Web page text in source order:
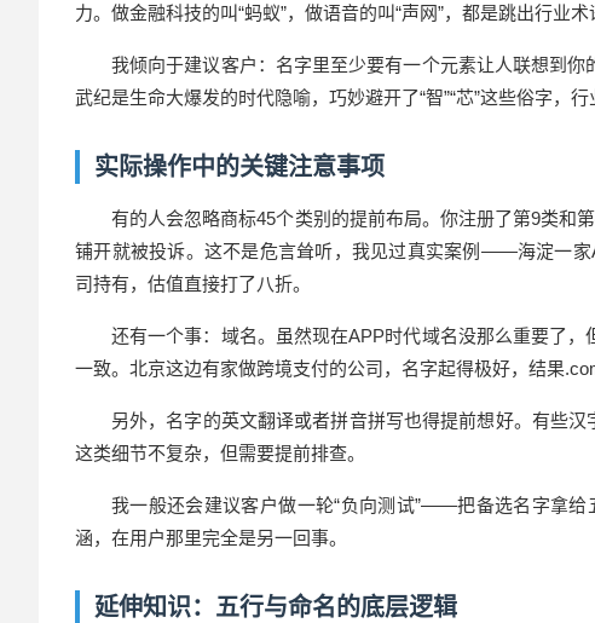
力。做金融科技的叫“蚂蚁”，做语音的叫“声网”，都是跳出行业
我倾向于建议客户：名字里至少要有一个元素让人联想到
武纪是生命大爆发的时代隐喻，巧妙避开了“智”“芯”这些俗字，行
实际操作中的关键注意事项
有的人会忽略商标45个类别的提前布局。你注册了第9类和
铺开就被投诉。这不是危言耸听，我见过真实案例——海淀一
司持有，估值直接打了八折。
还有一个事：域名。虽然现在APP时代域名没那么重要了
一致。北京这边有家做跨境支付的公司，名字起得极好，结果
另外，名字的英文翻译或者拼音拼写也得提前想好。有些汉
这类细节不复杂，但需要提前排查。
我一般还会建议客户做一轮“负向测试”——把备选名字拿
涵，在用户那里完全是另一回事。
延伸知识：五行与命名的底层逻辑